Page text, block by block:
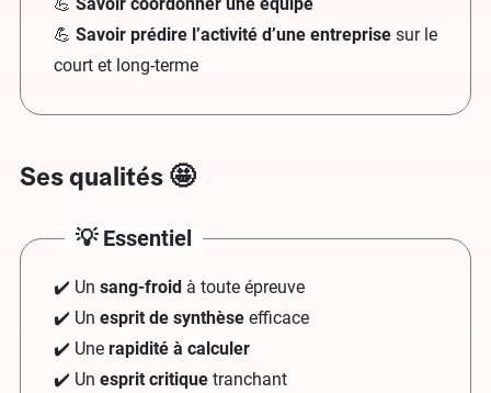
💪 Savoir prédire l’activité d’une entreprise sur le
court et long-terme
Ses qualités 🤩
💡 Essentiel
✔️ Un sang-froid à toute épreuve
✔️ Un esprit de synthèse efficace
✔️ Une rapidité à calculer
✔️ Un esprit critique tranchant